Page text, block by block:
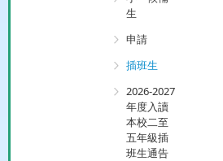
生
申請
插班生
2026-2027
年度入讀
本校二至
五年級插
班生通告